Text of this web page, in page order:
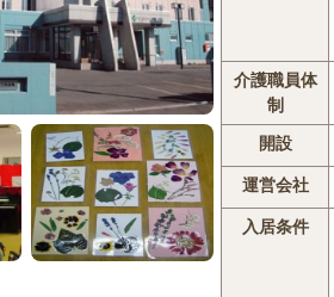
介護職員体
制
開設
運営会社
入居条件